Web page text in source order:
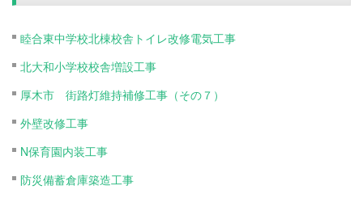
睦合東中学校北棟校舎トイレ改修電気工事
北大和小学校校舎増設工事
厚木市 街路灯維持補修工事（その７）
外壁改修工事
N保育園内装工事
防災備蓄倉庫築造工事